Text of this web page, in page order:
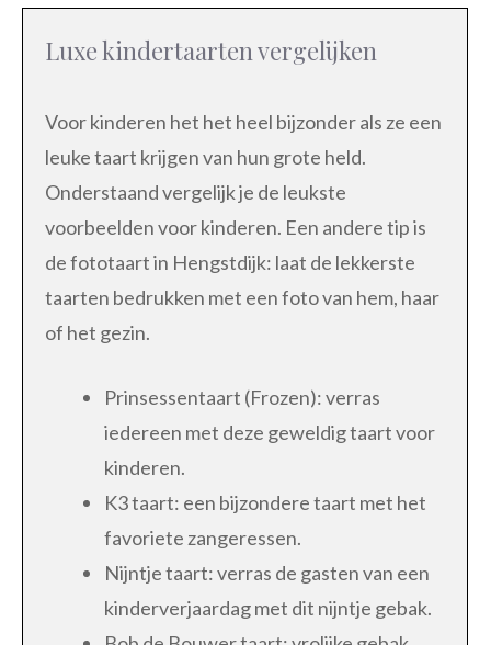
Luxe kindertaarten vergelijken
Voor kinderen het het heel bijzonder als ze een
leuke taart krijgen van hun grote held.
Onderstaand vergelijk je de leukste
voorbeelden voor kinderen. Een andere tip is
de fototaart in Hengstdijk: laat de lekkerste
taarten bedrukken met een foto van hem, haar
of het gezin.
Prinsessentaart (Frozen): verras
iedereen met deze geweldig taart voor
kinderen.
K3 taart: een bijzondere taart met het
favoriete zangeressen.
Nijntje taart: verras de gasten van een
kinderverjaardag met dit nijntje gebak.